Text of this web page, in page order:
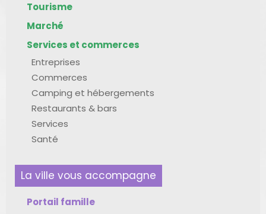
Tourisme
Marché
Services et commerces
Entreprises
Commerces
Camping et hébergements
Restaurants & bars
Services
Santé
La ville vous accompagne
Portail famille